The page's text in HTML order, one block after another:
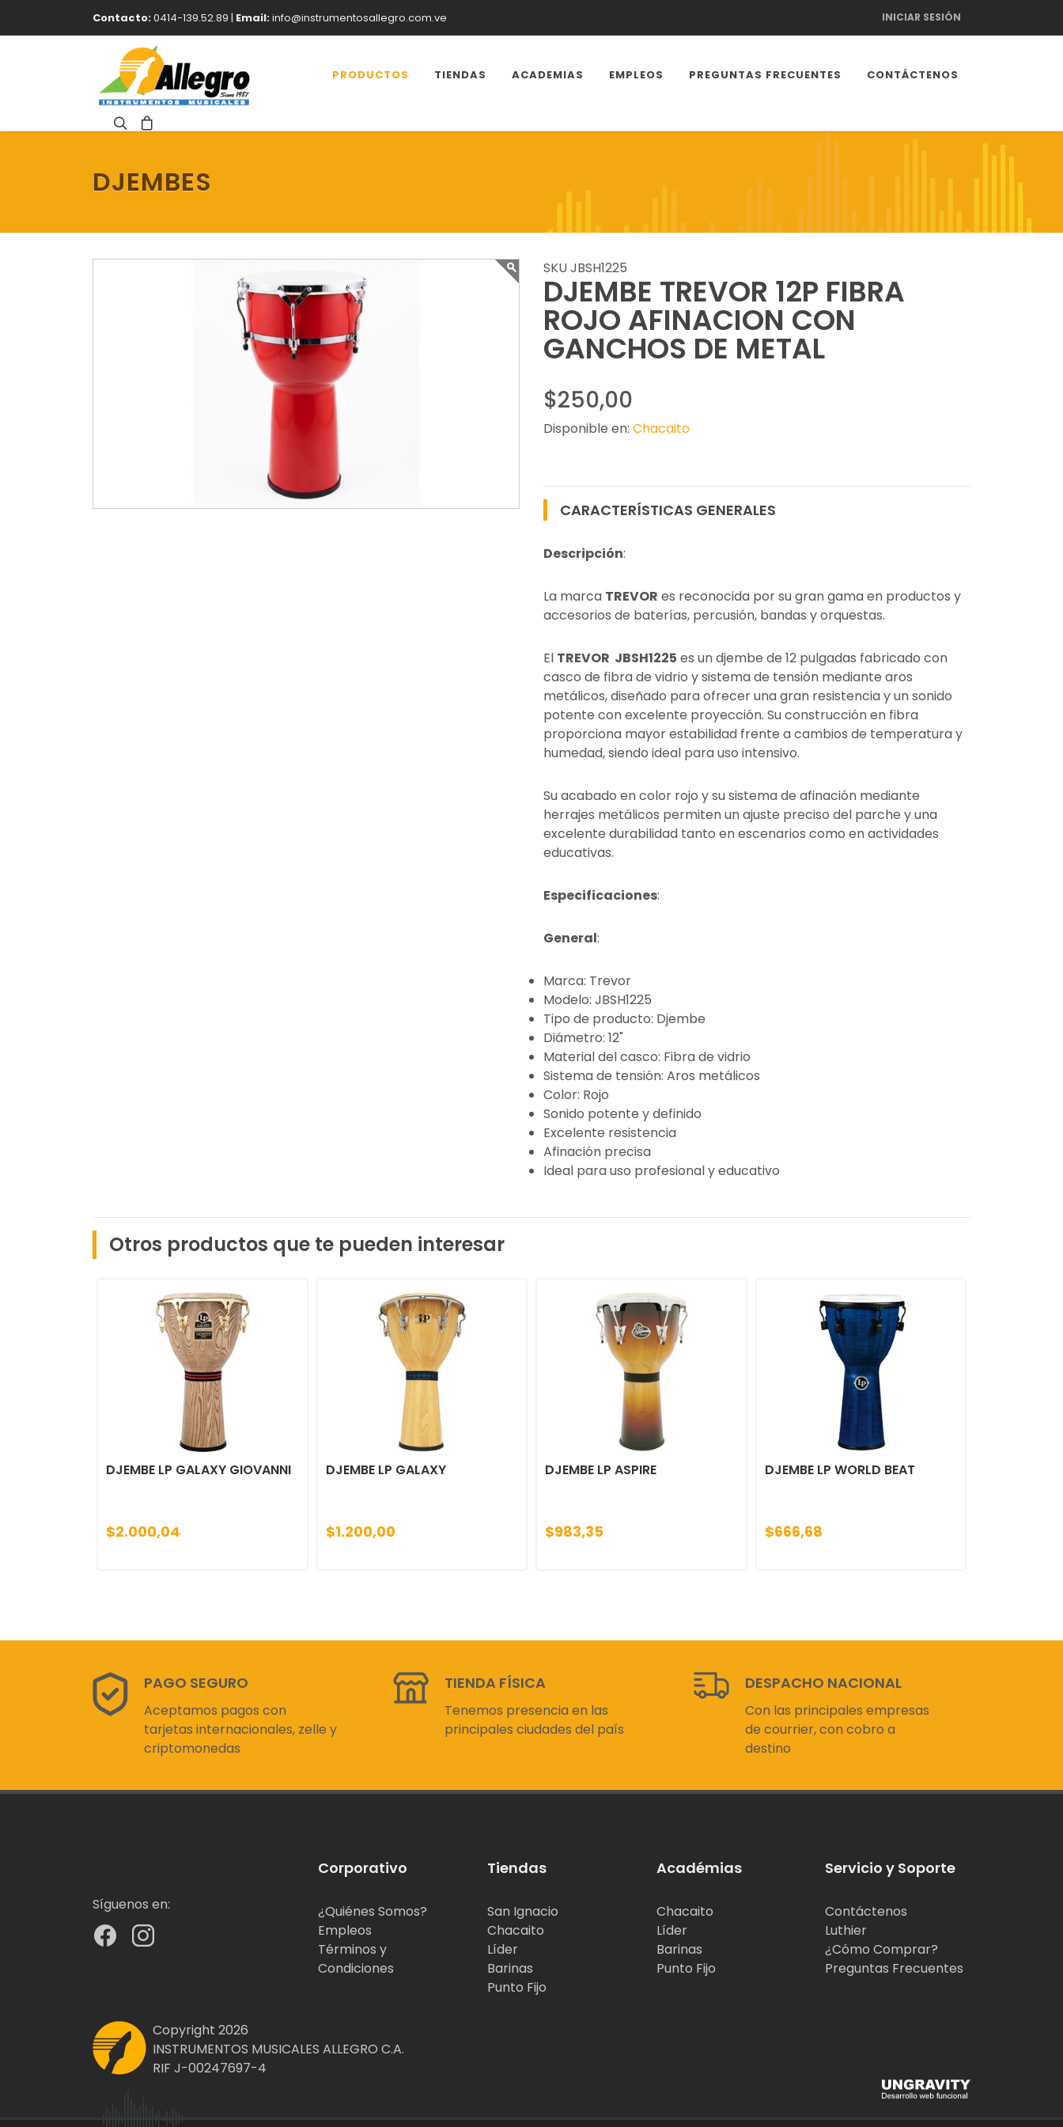
Contacto:0414-139.52.89 | Email:info@instrumentosallegro.com.ve INICIAR SESIÓN
PRODUCTOS TIENDAS ACADEMIAS EMPLEOS PREGUNTAS FRECUENTES CONTÁCTENOS
DJEMBES
SKU JBSH1225
DJEMBE TREVOR 12P FIBRA
ROJO AFINACION CON
GANCHOS DE METAL
$250,00
Disponible en: Chacaito
CARACTERÍSTICAS GENERALES
Descripción:
La marca TREVOR es reconocida por su gran gama en productos y
accesorios de baterías, percusión, bandas y orquestas.
El TREVOR JBSH1225 es un djembe de 12 pulgadas fabricado con
casco de fibra de vidrio y sistema de tensión mediante aros
metálicos, diseñado para ofrecer una gran resistencia y un sonido
potente con excelente proyección. Su construcción en fibra
proporciona mayor estabilidad frente a cambios de temperatura y
humedad, siendo ideal para uso intensivo.
Su acabado en color rojo y su sistema de afinación mediante
herrajes metálicos permiten un ajuste preciso del parche y una
excelente durabilidad tanto en escenarios como en actividades
educativas.
Especificaciones:
General:
Marca: Trevor
Modelo: JBSH1225
Tipo de producto: Djembe
Diámetro: 12"
Material del casco: Fibra de vidrio
Sistema de tensión: Aros metálicos
Color: Rojo
Sonido potente y definido
Excelente resistencia
Afinación precisa
Ideal para uso profesional y educativo
Otros productos que te pueden interesar
DJEMBE LP GALAXY GIOVANNI
$2.000,04
DJEMBE LP GALAXY
$1.200,00
DJEMBE LP ASPIRE
$983,35
DJEMBE LP WORLD BEAT
$666,68
PAGO SEGURO
Aceptamos pagos con
tarjetas internacionales, zelle y
criptomonedas
TIENDA FÍSICA
Tenemos presencia en las
principales ciudades del país
DESPACHO NACIONAL
Con las principales empresas
de courrier, con cobro a
destino
Síguenos en:
Corporativo
¿Quiénes Somos?
Empleos
Términos y
Condiciones
Tiendas
San Ignacio
Chacaito
Líder
Barinas
Punto Fijo
Académias
Chacaito
Líder
Barinas
Punto Fijo
Servicio y Soporte
Contáctenos
Luthier
¿Cómo Comprar?
Preguntas Frecuentes
Copyright 2026
INSTRUMENTOS MUSICALES ALLEGRO C.A.
RIF J-00247697-4